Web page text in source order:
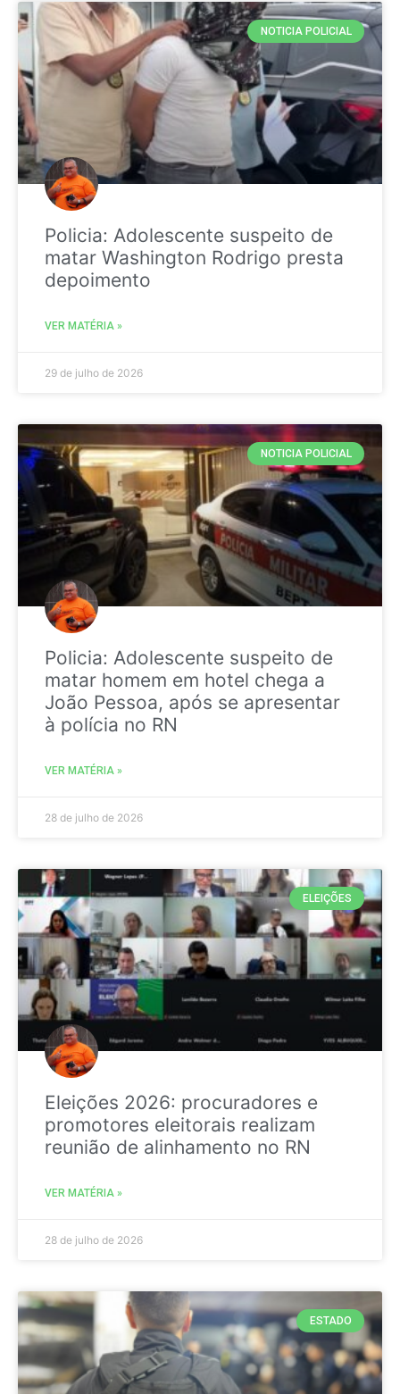
NOTICIA POLICIAL
Policia: Adolescente suspeito de
matar Washington Rodrigo presta
depoimento
VER MATÉRIA »
29 de julho de 2026
NOTICIA POLICIAL
Policia: Adolescente suspeito de
matar homem em hotel chega a
João Pessoa, após se apresentar
à polícia no RN
VER MATÉRIA »
28 de julho de 2026
ELEIÇÕES
Eleições 2026: procuradores e
promotores eleitorais realizam
reunião de alinhamento no RN
VER MATÉRIA »
28 de julho de 2026
ESTADO